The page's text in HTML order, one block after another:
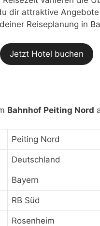
dir attraktive
Reiseplanung in
Jetzt Hotel buchen
Bahnhof Peiting Nord
Peiting Nord
Deutschland
Bayern
RB Süd
Rosenheim